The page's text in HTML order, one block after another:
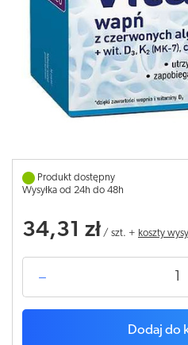
Produkt dostępny
Wysyłka od 24h do 48h
34,31 zł / szt. + koszty
Dodaj do